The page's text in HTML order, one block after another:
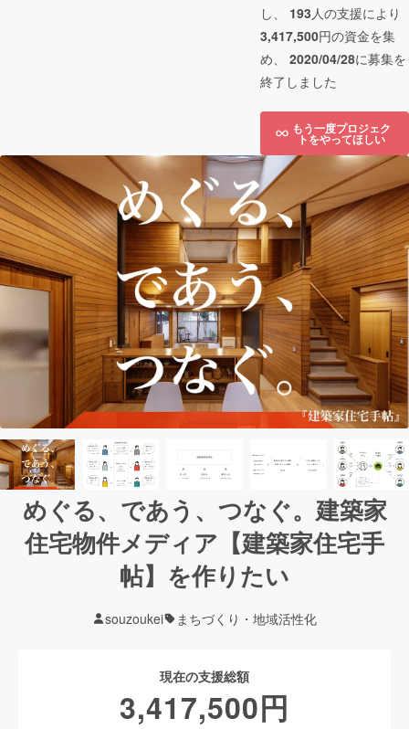
し、 193人の支援により
3,417,500円の資金を集
め、 2020/04/28に募集を
終了しました
もう一度プロジェク
トをやってほしい
めぐる、であう、つなぐ。建築家
住宅物件メディア【建築家住宅手
帖】を作りたい
souzoukei まちづくり・地域活性化
現在の支援総額
3,417,500円